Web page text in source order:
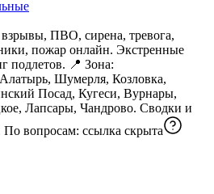
ПВО, сирена, тревога,
пожар онлайн. Экстренные
подлетов. 📍 Зона:
Шумерля, Козловка,
Посад, Кугеси, Вурнары,
Лапсары, Чандрово. Сводки и
По вопросам: ссылка скрыта